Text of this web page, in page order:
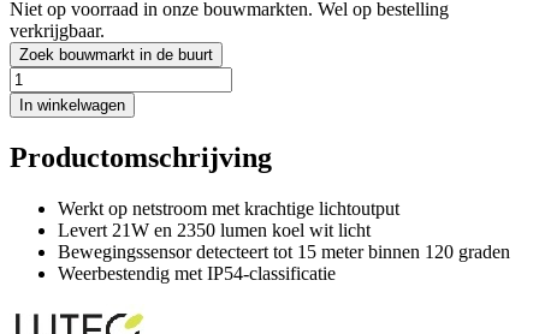
Niet op voorraad in onze bouwmarkten. Wel op bestelling
verkrijgbaar.
Zoek bouwmarkt in de buurt
In winkelwagen
Productomschrijving
Werkt op netstroom met krachtige lichtoutput
Levert 21W en 2350 lumen koel wit licht
Bewegingssensor detecteert tot 15 meter binnen 120 graden
Weerbestendig met IP54-classificatie